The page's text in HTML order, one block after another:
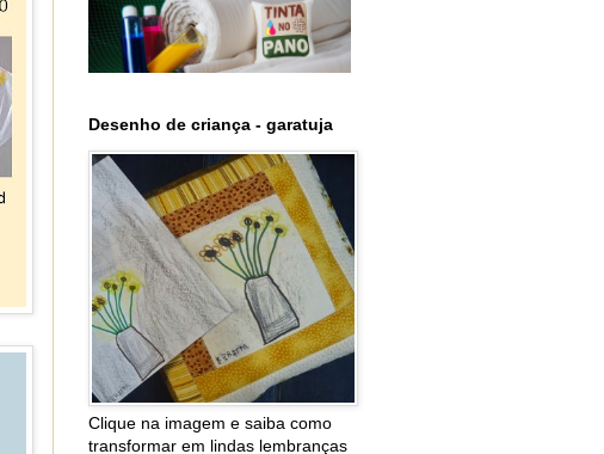
Desenho de criança - garatuja
Clique na imagem e saiba como
transformar em lindas lembranças